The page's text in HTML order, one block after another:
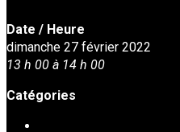
Date / Heure
dimanche 27 février 2022
13 h 00 à 14 h 00
Catégories